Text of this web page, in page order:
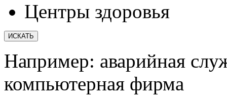
Центры здоровья
Например: аварийная
компьютерная фирма